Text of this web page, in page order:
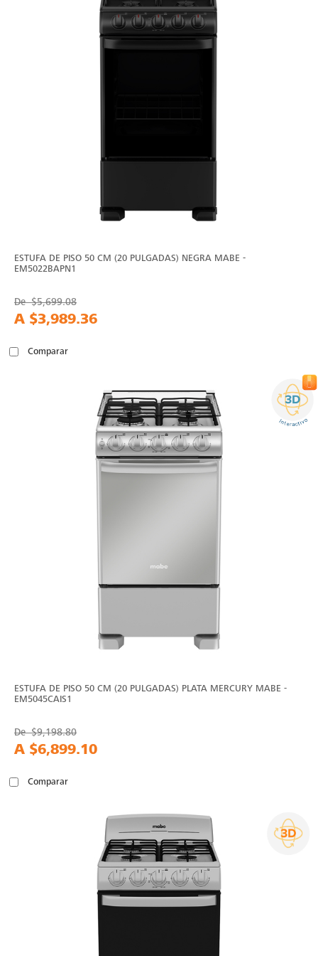
ESTUFA DE PISO 50 CM (20 PULGADAS) NEGRA MABE -
EM5022BAPN1
De$5,699.08
A $3,989.36
Comparar
ESTUFA DE PISO 50 CM (20 PULGADAS) PLATA MERCURY MABE -
EM5045CAIS1
De$9,198.80
A $6,899.10
Comparar